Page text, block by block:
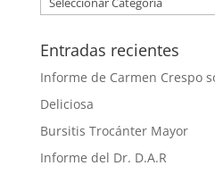
Entradas recientes
Informe de Carmen Crespo
Deliciosa
Bursitis Trocánter Mayor
Informe del Dr. D.A.R